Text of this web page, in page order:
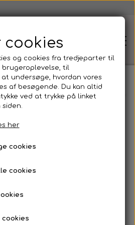
🏠Hjem
dans og udtryk👥
Workshop i dans og
i folkeskolen💃
i folkeskolen BESS i dans og udtryk
og udtryk
anvende BESS
i skolen?
cookies
og cookies fra tredjeparter til
til
undersøge, hvordan vores
af besøgende. Du kan altid
ved at trykke på linket
siden.
her
cookies
cookies
cookies